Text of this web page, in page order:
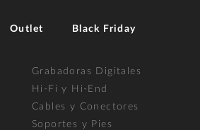
Outlet Black Friday
Grabadoras Digitales
Hi-Fi y Hi-End
Cables y Conectores
Soportes y Pies